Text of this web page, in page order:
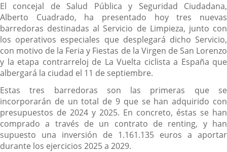
El concejal de Salud Pública y Seguridad Ciudadana,
Alberto Cuadrado, ha presentado hoy tres nuevas
barredoras destinadas al Servicio de Limpieza, junto con
los operativos especiales que desplegará dicho Servicio,
con motivo de la Feria y Fiestas de la Virgen de San Lorenzo
y la etapa contrarreloj de La Vuelta ciclista a España que
albergará la ciudad el 11 de septiembre.
Estas tres barredoras son las primeras que se
incorporarán de un total de 9 que se han adquirido con
presupuestos de 2024 y 2025. En concreto, éstas se han
comprado a través de un contrato de renting, y han
supuesto una inversión de 1.161.135 euros a aportar
durante los ejercicios 2025 a 2029.